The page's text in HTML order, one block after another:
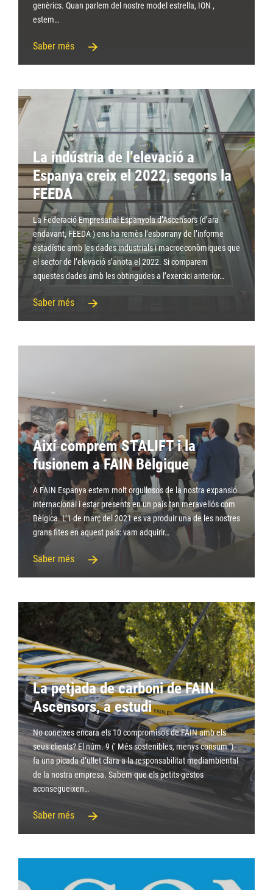
genèrics. Quan parlem del nostre model estrella, ION ,
estem…
Saber més
La indústria de l’elevació a
Espanya creix el 2022, segons la
FEEDA
La Federació Empresarial Espanyola d’Ascensors (d’ara
endavant, FEEDA ) ens ha remès l’esborrany de l’informe
estadístic amb les dades industrials i macroeconòmiques que
el sector de l’elevació s’anota el 2022. Si comparem
aquestes dades amb les obtingudes a l’exercici anterior…
Saber més
Així comprem STALIFT i la
fusionem a FAIN Belgique
A FAIN Espanya estem molt orgullosos de la nostra expansió
internacional i estar presents en un país tan meravellós com
Bèlgica. L’1 de març del 2021 es va produir una de les nostres
grans fites en aquest país: vam adquirir…
Saber més
La petjada de carboni de FAIN
Ascensors, a estudi
No coneixes encara els 10 compromisos de FAIN amb els
seus clients? El núm. 9 (‘ Més sostenibles, menys consum ‘)
fa una picada d’ullet clara a la responsabilitat mediambiental
de la nostra empresa. Sabem que els petits gestos
aconsegueixen…
Saber més